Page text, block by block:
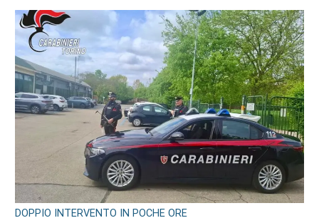
DOPPIO INTERVENTO IN POCHE ORE